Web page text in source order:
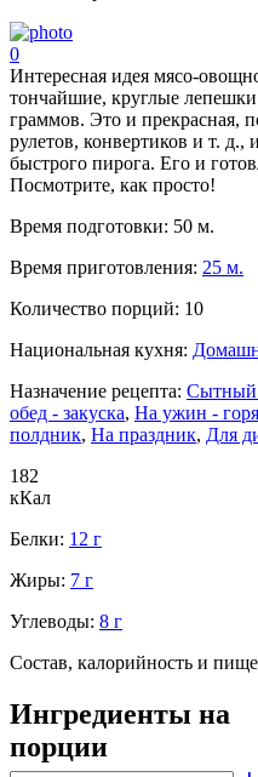
0
Интересная идея мясо-
тончайшие, круглые
граммов. Это и прекрасная,
рулетов, конвертиков и т. д.,
быстрого пирога. Его и
Посмотрите, как просто!
Время подготовки: 50 м.
Время приготовления: 25 м.
Количество порций: 10
Национальная кухня:
Назначение рецепта: Сытный
обед - закуска, На ужин -
полдник, На праздник, Для
182
кКал
Белки: 12 г
Жиры: 7 г
Углеводы: 8 г
Состав, калорийность и
Ингредиенты на
порции